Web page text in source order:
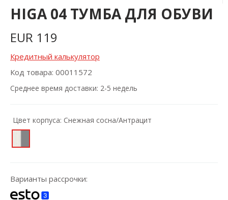
HIGA 04 ТУМБА ДЛЯ ОБУВИ
EUR 119
Кредитный калькулятор
Код товара: 00011572
Cреднее время доставки: 2-5 недель
Цвет корпусa: Снежная сосна/Антрацит
Варианты рассрочки: